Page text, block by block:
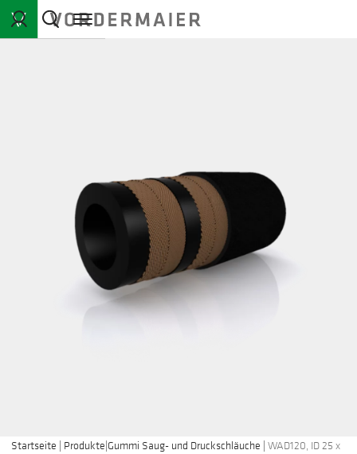
Startseite | Produkte|Gummi Saug- und Druckschläuche | WAD120, ID 25 x